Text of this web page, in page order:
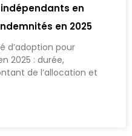
en
en 2025
d’adoption pour
2025 : durée,
de l’allocation et